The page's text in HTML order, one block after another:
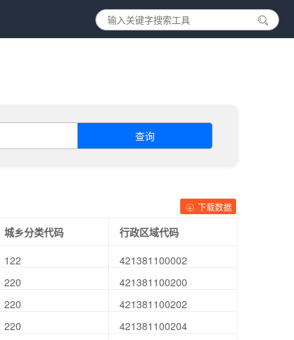
查询
下载数据
城乡分类代码
行政区域代码
122
421381100002
220
421381100200
220
421381100202
220
421381100204